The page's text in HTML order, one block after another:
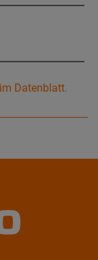
Datenblatt.